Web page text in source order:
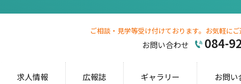
ご相談・見学等受け付けております。お気軽に
お問い合わせ 084-
求人情報 広報誌 ギャラリー お問い